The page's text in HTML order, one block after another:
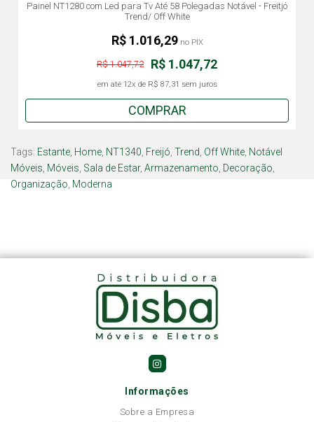
Painel NT1280 com Led para Tv Até 58 Polegadas Notável - Freitjó
Trend/ Off White
R$ 1.047,72
R$ 1.047,72
em até 12x de R$ 87,31 sem juros
R$ 1.016,29no PIX
COMPRAR
Tags: Estante Home NT1340 Freijó Trend Off White Notável
Móveis Móveis Sala de Estar, Armazenamento Decoração
Organização Moderna
Informações
Sobre a Empresa